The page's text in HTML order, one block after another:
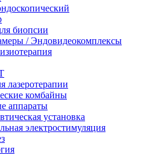
биопсии
/ Эндовидеокомплексы
лазеротерапии
комбайны
аппараты
установка
электростимуляция